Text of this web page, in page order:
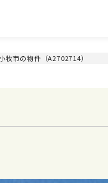
牧市の物件（A2702714）